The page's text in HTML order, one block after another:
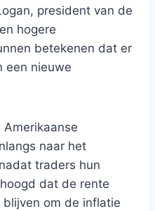
president van de
hogere
betekenen dat er
een nieuwe
naar het
traders hun
dat de rente
om de inflatie